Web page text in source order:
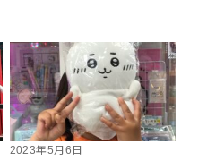
2023年5月6日